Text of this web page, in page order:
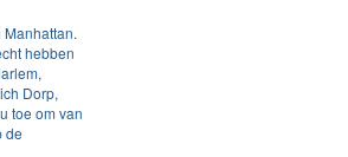
Manhattan.
hebben
Dorp,
toe om van
de